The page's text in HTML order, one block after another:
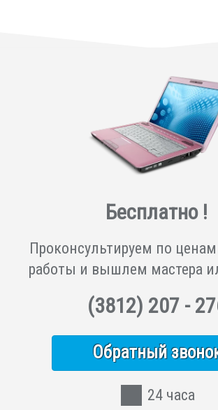
Бесплатно !
Проконсультируем по
работы и вышлем мастера
(3812) 207 -
Обратный
24 часа